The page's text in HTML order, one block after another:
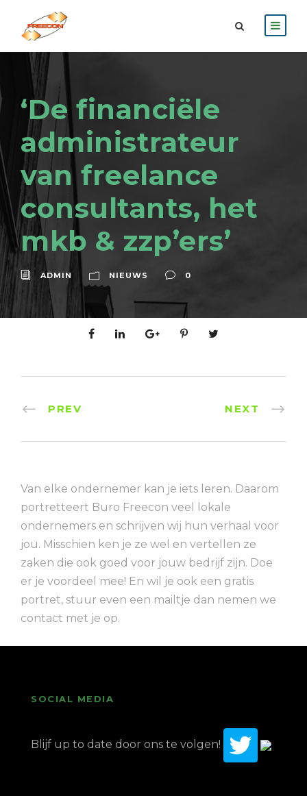
‘De financiële
administrateur
van freelance
consultants, het
mkb & zzp’ers’
ADMIN NIEUWS 0
PREV NEXT
Van elke ondernemer kan je iets leren. Daarom
portretteert Buro Freecon veel lokale
ondernemers en schrijven wij hun verhaal voor
jou. Misschien ken je ze wel en vertellen ze
zaken die ook goed voor jouw bedrijf zijn. Doe
er je voordeel mee! En wil je ook een gratis
portret, stuur even een mailtje dan nemen we
contact met je op.
SOCIAL MEDIA
Blijf up to date door ons te volgen!